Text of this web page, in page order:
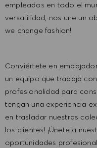
empleados en todo el
versatilidad, nos une un
we change fashion!
Conviértete en
un equipo que trabaja
profesionalidad para
tengan una experiencia
en trasladar nuestras
los clientes! ¡Únete a
oportunidades